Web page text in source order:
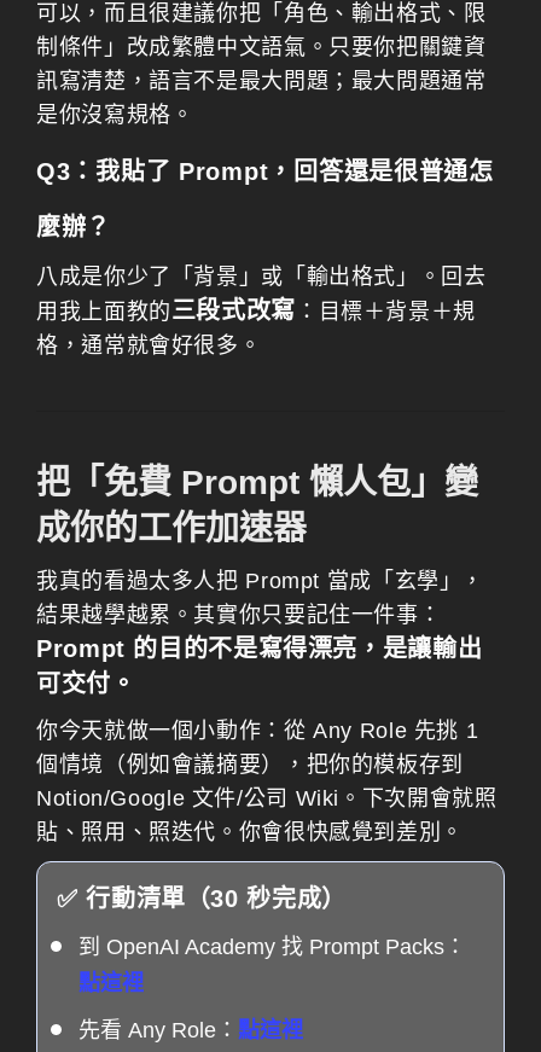
可以，而且很建議你把「角色、輸出格式、限
制條件」改成繁體中文語氣。只要你把關鍵資
訊寫清楚，語言不是最大問題；最大問題通常
是你沒寫規格。
Q3：我貼了 Prompt，回答還是很普通怎
麼辦？
八成是你少了「背景」或「輸出格式」。回去
用我上面教的三段式改寫 ：目標＋背景＋規
格，通常就會好很多。
把「免費 Prompt 懶人包」變
成你的工作加速器
我真的看過太多人把 Prompt 當成「玄學」，
結果越學越累。其實你只要記住一件事：
Prompt 的目的不是寫得漂亮，是讓輸出
可交付。
你今天就做一個小動作：從 Any Role 先挑 1
個情境（例如會議摘要），把你的模板存到
Notion/Google 文件/公司 Wiki。下次開會就照
貼、照用、照迭代。你會很快感覺到差別。
✅ 行動清單（30 秒完成）
到 OpenAI Academy 找 Prompt Packs：
點這裡
先看 Any Role： 點這裡